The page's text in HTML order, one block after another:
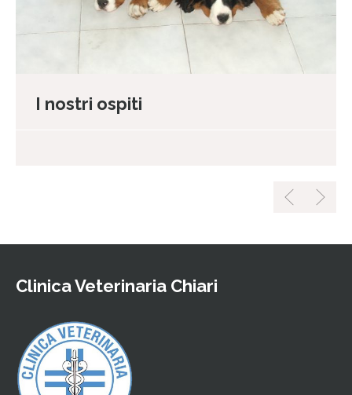
I nostri ospiti
Clinica Veterinaria Chiari